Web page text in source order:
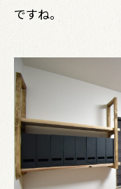
ですね。